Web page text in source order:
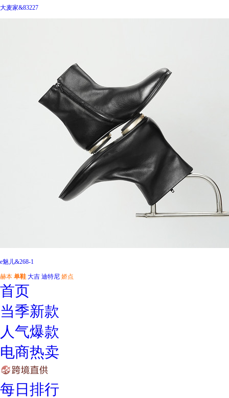
大麦家&83227
e魅儿&268-1
赫本 单鞋 大吉 迪特尼 娇点
首页
当季新款
人气爆款
电商热卖
每日排行